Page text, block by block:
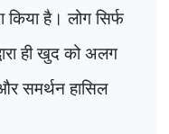
किया है। लोग सिर्फ
ही खुद को अलग
समर्थन हासिल